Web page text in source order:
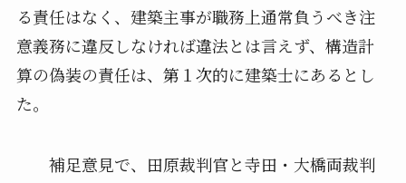
る責任はなく、建築主事が職務上通常負うべき注
意義務に違反しなければ違法とは言えず、構造計
算の偽装の責任は、第１次的に建築士にあるとし
た。
補足意見で、田原裁判官と寺田・大橋両裁判